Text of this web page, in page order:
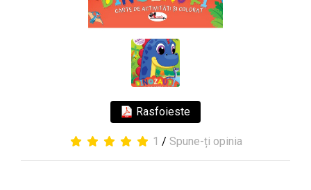
Rasfoieste
1 / Spune-ți opinia